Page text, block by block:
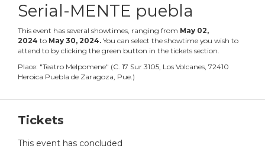
Serial-MENTE puebla
This event has several showtimes, ranging from May 02,
2024 to May 30, 2024. You can select the showtime you wish to
attend to by clicking the green button in the tickets section.
Place: "Teatro Melpomene" (C. 17 Sur 3105, Los Volcanes, 72410
Heroica Puebla de Zaragoza, Pue.)
Tickets
This event has concluded